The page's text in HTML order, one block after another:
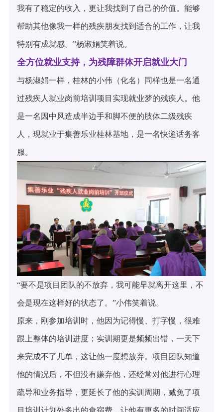
我有了稳定的收入，更让我找到了自己的价值。能够
帮助其他像我一样的残疾朋友找到适合的工作，让我
特别有成就感。”杨淑娟笑着说。
全方位就业支持，为残障群体开启就业大门
与杨淑娟一样，桂林的小伟（化名）同样也是一名通
过残疾人就业岗前培训项目实现就业梦的残疾人。他
是一名因中风造成半边手和脚不便的肢体二级残疾
人，现就业于集善乐业桂林基地，是一名快递话务客
服。
“要不是项目团队的不放弃，我可能早就离开这里，不
会是现在这样好的状态了。”小伟笑着说。
原来，刚参加培训时，他因为记得慢、打字慢，很难
跟上整体的培训进度；实训期更是频频出错，一天下
来完成不了几单，这让他一度想放弃。项目团队知道
他的情况后，不但没有嫌弃他，还经常对他进行心理
疏导和业务指导，更延长了他的实训周期，减免了项
目培训计划外多出的食宿费，让他有更多的时间适应